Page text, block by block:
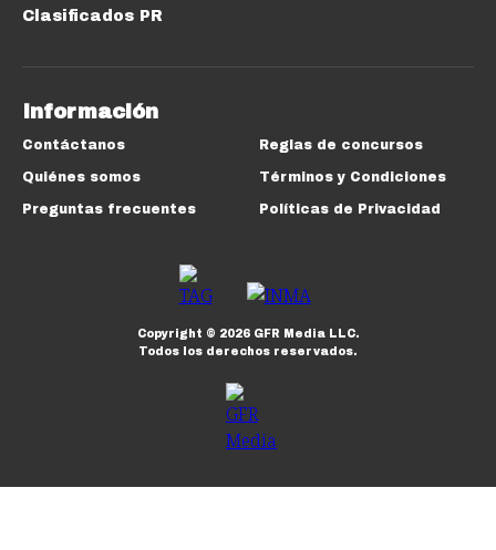
Clasificados PR
Información
Contáctanos
Quiénes somos
Preguntas frecuentes
Reglas de concursos
Términos y Condiciones
Políticas de Privacidad
Copyright © 2026GFR Media LLC.
Todos los derechos reservados.